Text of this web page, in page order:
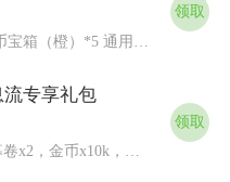
领取
专享礼包
钻石x200，高级招募卷x2，金币x10k，进阶石x50 ...
领取